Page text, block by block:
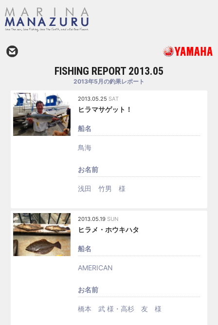
FISHING REPORT 2013.05
2013年5月の釣果レポート
2013.05.25 SAT
ヒラマサゲット！
船名
鳥海
お名前
浅田 竹男 様
2013.05.19 SUN
ヒラメ・ホウキハタ
船名
AMERICAN
お名前
橋本 武 様・高杉 友 様